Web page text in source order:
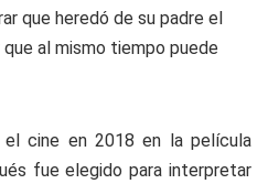
que heredó de su padre el
al mismo tiempo puede
cine en 2018 en la película
fue elegido para interpretar